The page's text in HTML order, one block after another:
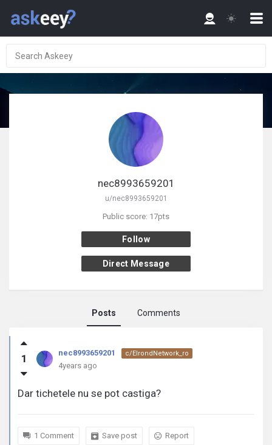
nec8993659201
u/nec8993659201
Public score: 17pts
Follow
Direct Message
Posts Comments
nec8993659201
activity
1 nec8993659201 c/ElrondNetwork_ro
4years ago
Dar tichetele nu se pot castiga?
1 Comment Save post Report